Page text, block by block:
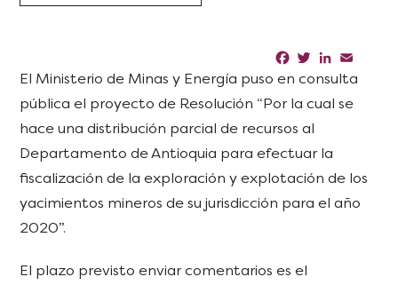
Facebook
TwitterLinkedIn
El Ministerio de Minas y Energía puso en consulta
pública el proyecto de Resolución “Por la cual se
hace una distribución parcial de recursos al
Departamento de Antioquia para efectuar la
fiscalización de la exploración y explotación de los
yacimientos mineros de su jurisdicción para el año
2020”.
El plazo previsto enviar comentarios es el